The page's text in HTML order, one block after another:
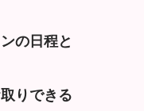
の日程と
りできる